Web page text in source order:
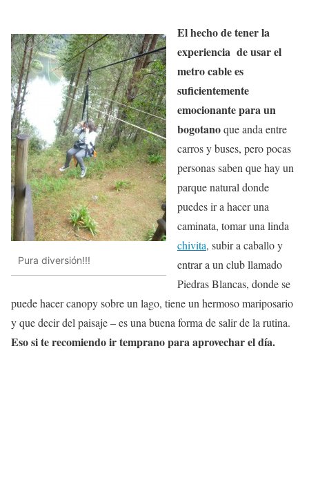
Pura diversión!!!
El hecho de tener la
experiencia de usar el
metro cable es
suficientemente
emocionante para un
bogotanoque anda entre
carros y buses, pero pocas
personas saben que hay un
parque natural donde
puedes ir a hacer una
caminata, tomar una linda
chivita, subir a caballo y
entrar a un club llamado
Piedras Blancas, donde se
puede hacer canopy sobre un lago, tiene un hermoso mariposario
y que decir del paisaje – es una buena forma de salir de la rutina.
Eso si te recomiendo ir temprano para aprovechar el día.